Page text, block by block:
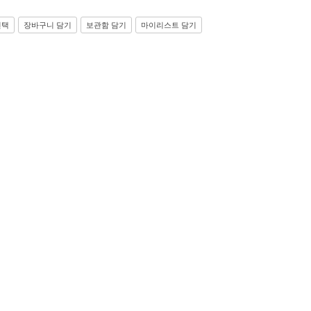
장바구니 담기 보관함 담기 마이리스트 담기